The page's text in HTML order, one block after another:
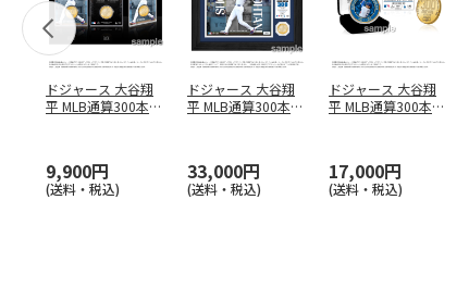
ドジャース 大谷翔
平 MLB通算300本塁
9,900円
(送料・税込)
ドジャース 大谷翔
平 MLB通算300本塁
33,000円
(送料・税込)
ドジャース 大谷翔
平 MLB通算300本塁
17,000円
(送料・税込)